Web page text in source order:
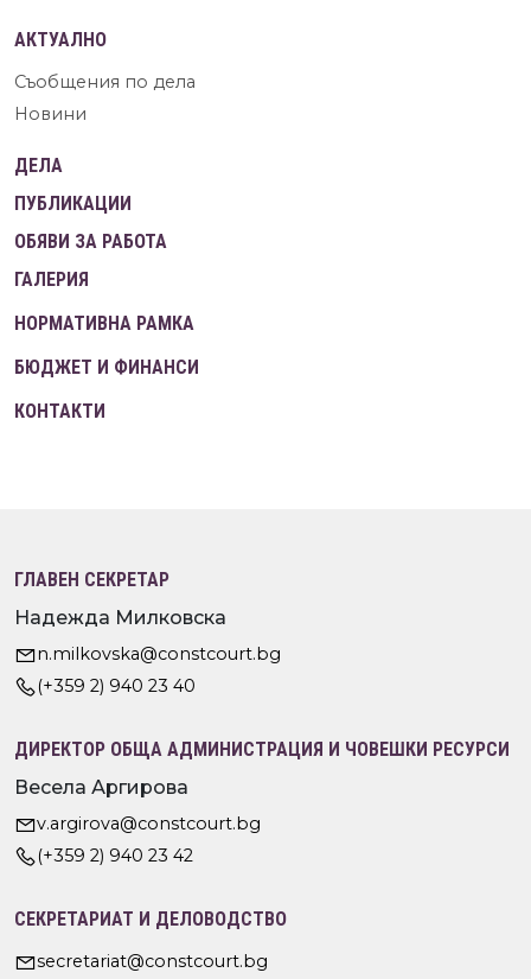
АКТУАЛНО
Съобщения по дела
Новини
ДЕЛА
ПУБЛИКАЦИИ
ОБЯВИ ЗА РАБОТА
ГАЛЕРИЯ
НОРМАТИВНА РАМКА
БЮДЖЕТ И ФИНАНСИ
КОНТАКТИ
ГЛАВЕН СЕКРЕТАР
Надежда Милковска
n.milkovska@constcourt.bg
(+359 2) 940 23 40
ДИРЕКТОР ОБЩА АДМИНИСТРАЦИЯ И ЧОВЕШКИ РЕСУРСИ
Весела Аргирова
v.argirova@constcourt.bg
(+359 2) 940 23 42
СЕКРЕТАРИАТ И ДЕЛОВОДСТВО
secretariat@constcourt.bg